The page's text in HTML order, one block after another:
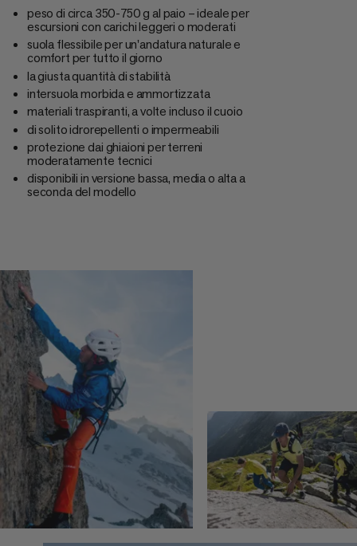
peso di circa 350-750 g al paio – ideale per
escursioni con carichi leggeri o moderati
suola flessibile per un'andatura naturale e
comfort per tutto il giorno
la giusta quantità di stabilità
intersuola morbida e ammortizzata
materiali traspiranti, a volte incluso il cuoio
di solito idrorepellenti o impermeabili
protezione dai ghiaioni per terreni
moderatamente tecnici
disponibili in versione bassa, media o alta a
seconda del modello